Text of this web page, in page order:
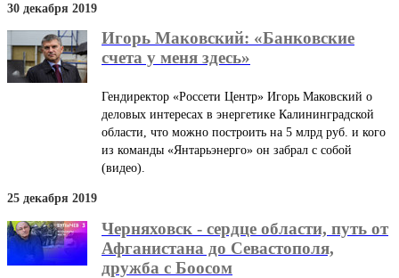
30 декабря 2019
Игорь Маковский: «Банковские
счета у меня здесь»
Гендиректор «Россети Центр» Игорь Маковский о
деловых интересах в энергетике Калининградской
области, что можно построить на 5 млрд руб. и кого
из команды «Янтарьэнерго» он забрал с собой
(видео).
25 декабря 2019
Черняховск - сердце области, путь от
Афганистана до Севастополя,
дружба с Боосом